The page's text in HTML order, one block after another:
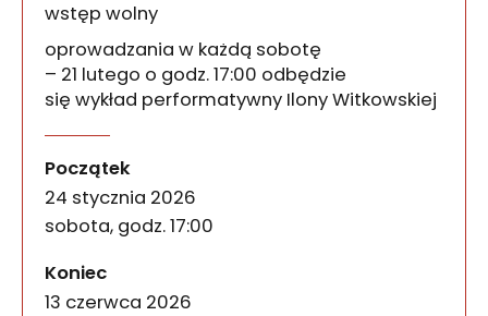
wstęp wolny
oprowadzania w każdą sobotę
– 21 lutego o godz. 17:00 odbędzie
się wykład performatywny Ilony Witkowskiej
Zapraszamy na nowe, cykliczne spotkania w
Początek
24 stycznia 2026
sobota, godz. 17:00
Koniec
13 czerwca 2026